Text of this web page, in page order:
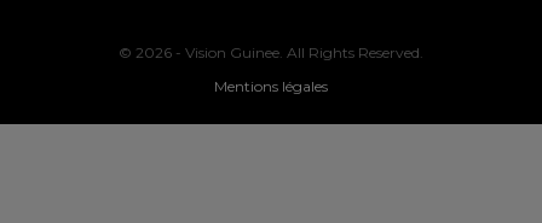
© 2026 - Vision Guinee. All Rights Reserved.
Mentions légales